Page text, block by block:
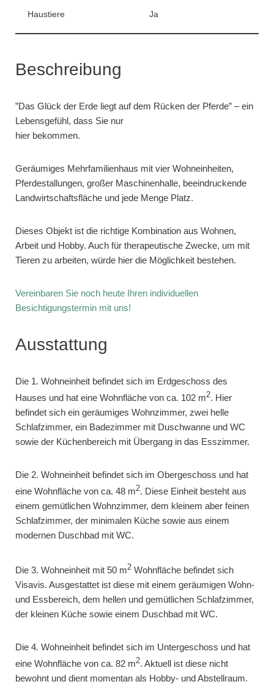
Haustiere Ja
Beschreibung
”Das Glück der Erde liegt auf dem Rücken der Pferde” – ein
Lebensgefühl, dass Sie nur
hier bekommen.
Geräumiges Mehrfamilienhaus mit vier Wohneinheiten,
Pferdestallungen, großer Maschinenhalle, beeindruckende
Landwirtschaftsfläche und jede Menge Platz.
Dieses Objekt ist die richtige Kombination aus Wohnen,
Arbeit und Hobby. Auch für therapeutische Zwecke, um mit
Tieren zu arbeiten, würde hier die Möglichkeit bestehen.
Vereinbaren Sie noch heute Ihren individuellen
Besichtigungstermin mit uns!
Ausstattung
Die 1. Wohneinheit befindet sich im Erdgeschoss des
Hauses und hat eine Wohnfläche von ca. 102 m2. Hier
befindet sich ein geräumiges Wohnzimmer, zwei helle
Schlafzimmer, ein Badezimmer mit Duschwanne und WC
sowie der Küchenbereich mit Übergang in das Esszimmer.
Die 2. Wohneinheit befindet sich im Obergeschoss und hat
eine Wohnfläche von ca. 48 m2. Diese Einheit besteht aus
einem gemütlichen Wohnzimmer, dem kleinem aber feinen
Schlafzimmer, der minimalen Küche sowie aus einem
modernen Duschbad mit WC.
Die 3. Wohneinheit mit 50 m2 Wohnfläche befindet sich
Visavis. Ausgestattet ist diese mit einem geräumigen Wohn-
und Essbereich, dem hellen und gemütlichen Schlafzimmer,
der kleinen Küche sowie einem Duschbad mit WC.
Die 4. Wohneinheit befindet sich im Untergeschoss und hat
eine Wohnfläche von ca. 82 m2. Aktuell ist diese nicht
bewohnt und dient momentan als Hobby- und Abstellraum.